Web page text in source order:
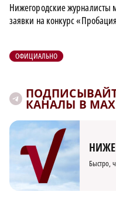
Нижегородские журналисты
заявки на конкурс
ОФИЦИАЛЬНО
КАНАЛЫ В MAX
Быстро,